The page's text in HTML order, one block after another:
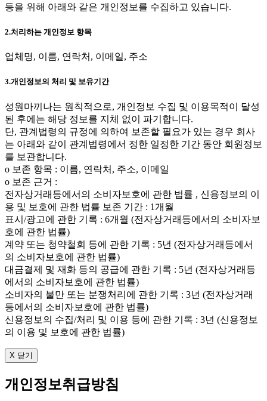
등을 위해 아래와 같은 개인정보를 수집하고 있습니다.
2.처리하는 개인정보 항목
업체명, 이름, 연락처, 이메일, 주소
3.개인정보의 처리 및 보유기간
성원마끼나는 원칙적으로, 개인정보 수집 및 이용목적이 달성
된 후에는 해당 정보를 지체 없이 파기합니다.
단, 관계법령의 규정에 의하여 보존할 필요가 있는 경우 회사
는 아래와 같이 관계법령에서 정한 일정한 기간 동안 회원정보
를 보관합니다.
ο 보존 항목 : 이름, 연락처, 주소, 이메일
ο 보존 근거 :
전자상거래등에서의 소비자보호에 관한 법률 , 신용정보의 이
용 및 보호에 관한 법률 보존 기간 : 1개월
표시/광고에 관한 기록 : 6개월 (전자상거래등에서의 소비자보
호에 관한 법률)
계약 또는 청약철회 등에 관한 기록 : 5년 (전자상거래등에서
의 소비자보호에 관한 법률)
대금결제 및 재화 등의 공급에 관한 기록 : 5년 (전자상거래등
에서의 소비자보호에 관한 법률)
소비자의 불만 또는 분쟁처리에 관한 기록 : 3년 (전자상거래
등에서의 소비자보호에 관한 법률)
신용정보의 수집/처리 및 이용 등에 관한 기록 : 3년 (신용정보
의 이용 및 보호에 관한 법률)
X 닫기
개인정보취급방침